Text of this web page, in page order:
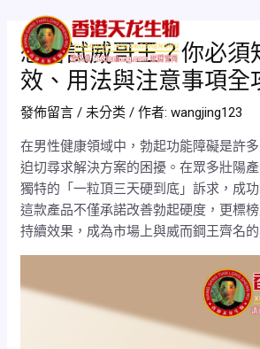
想嘗試威哥王？你必須
效、用法與注意事項全
發佈留言 / 未分类 / 作者:wangjing123
在男性健康領域中，勃起功能障礙是許
迫切尋求解決方案的困擾。在眾多壯陽產
獨特的「一粒頂三天硬到底」訴求，成
這款產品不僅承諾改善勃起硬度，更標
持續效果，成為市場上與威而鋼王齊名的
navigation